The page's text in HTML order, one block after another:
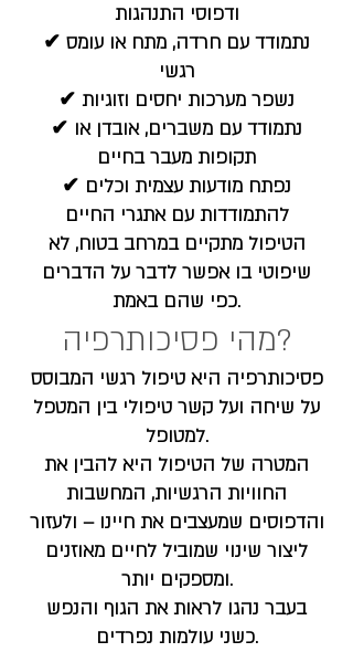
ודפוסי התנהגות
✔ נתמודד עם חרדה, מתח או עומס
רגשי
✔ נשפר מערכות יחסים וזוגיות
✔ נתמודד עם משברים, אובדן או
תקופות מעבר בחיים
✔ נפתח מודעות עצמית וכלים
להתמודדות עם אתגרי החיים
הטיפול מתקיים במרחב בטוח, לא
שיפוטי בו אפשר לדבר על הדברים
כפי שהם באמת.
מהי פסיכותרפיה?
פסיכותרפיה היא טיפול רגשי המבוסס
על שיחה ועל קשר טיפולי בין המטפל
למטופל.
המטרה של הטיפול היא להבין את
החוויות הרגשיות, המחשבות
והדפוסים שמעצבים את חיינו – ולעזור
ליצור שינוי שמוביל לחיים מאוזנים
ומספקים יותר.
בעבר נהגו לראות את הגוף והנפש
כשני עולמות נפרדים.